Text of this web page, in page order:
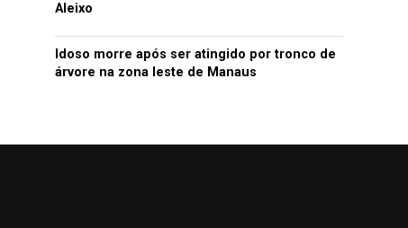
Aleixo
Idoso morre após ser atingido por tronco de
árvore na zona leste de Manaus